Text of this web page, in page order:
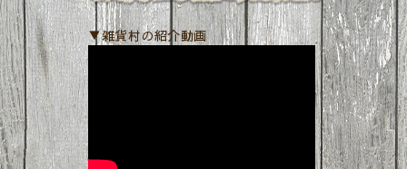
▼雑貨村の紹介動画